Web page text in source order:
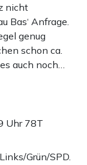
nicht
Bas‘ Anfrage.
genug
schon ca.
auch noch…
Uhr 78T
Grün/SPD.